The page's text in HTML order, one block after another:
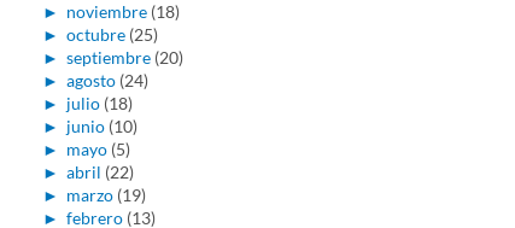
► noviembre (18)
► octubre (25)
► septiembre (20)
► agosto (24)
► julio (18)
► junio (10)
► mayo (5)
► abril (22)
► marzo (19)
► febrero (13)